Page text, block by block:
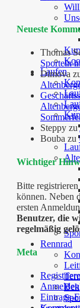
Laufen
Rennrad
Neueste
Thomas
Sporteln
Dimova
Steppy zu
Bouba zu
Wichtiger
Bitte
können. Neben
ersten
Benutzer, die
regelmäßig
Meta
Anmelden
Eintrags-